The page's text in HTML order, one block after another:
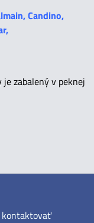
Candino,
zabalený v peknej
kontaktovať